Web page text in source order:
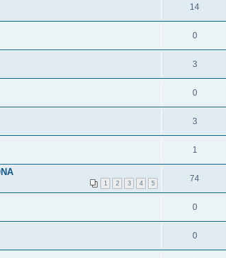
14
0
3
0
3
1
1 2 3 4 5 74
0
0